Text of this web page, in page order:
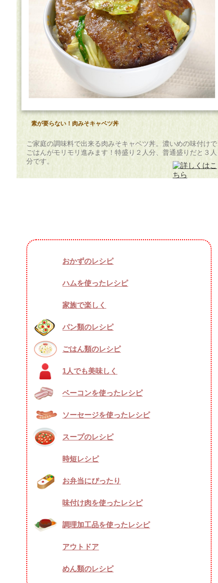
素が要らない！肉みそキャベツ丼
ご家庭の調味料で出来る肉みそキャベツ丼。濃いめの味付けで
ごはんがモリモリ進みます！特盛り２人分、普通盛りだと３人
分です。
おかずのレシピ
ハムを使ったレシピ
家族で楽しく
パン類のレシピ
ごはん類のレシピ
1人でも美味しく
ベーコンを使ったレシピ
ソーセージを使ったレシピ
スープのレシピ
時短レシピ
お弁当にぴったり
味付け肉を使ったレシピ
調理加工品を使ったレシピ
アウトドア
めん類のレシピ